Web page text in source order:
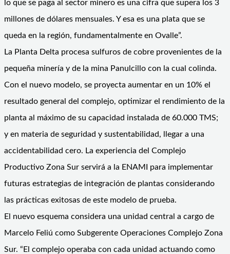
lo que se paga al sector minero es una cifra que supera los 3
millones de dólares mensuales. Y esa es una plata que se
queda en la región, fundamentalmente en Ovalle”.
La Planta Delta procesa sulfuros de cobre provenientes de la
pequeña minería y de la mina Panulcillo con la cual colinda.
Con el nuevo modelo, se proyecta aumentar en un 10% el
resultado general del complejo, optimizar el rendimiento de la
planta al máximo de su capacidad instalada de 60.000 TMS;
y en materia de seguridad y sustentabilidad, llegar a una
accidentabilidad cero. La experiencia del Complejo
Productivo Zona Sur servirá a la ENAMI para implementar
futuras estrategias de integración de plantas considerando
las prácticas exitosas de este modelo de prueba.
El nuevo esquema considera una unidad central a cargo de
Marcelo Feliú como Subgerente Operaciones Complejo Zona
Sur. “El complejo operaba con cada unidad actuando como